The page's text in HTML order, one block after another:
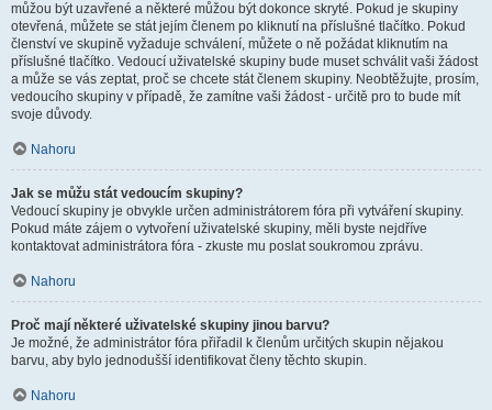
můžou být uzavřené a některé můžou být dokonce skryté. Pokud je skupiny
otevřená, můžete se stát jejím členem po kliknutí na příslušné tlačítko. Pokud
členství ve skupině vyžaduje schválení, můžete o ně požádat kliknutím na
příslušné tlačítko. Vedoucí uživatelské skupiny bude muset schválit vaši žádost
a může se vás zeptat, proč se chcete stát členem skupiny. Neobtěžujte, prosím,
vedoucího skupiny v případě, že zamítne vaši žádost - určitě pro to bude mít
svoje důvody.
Nahoru
Jak se můžu stát vedoucím skupiny?
Vedoucí skupiny je obvykle určen administrátorem fóra při vytváření skupiny.
Pokud máte zájem o vytvoření uživatelské skupiny, měli byste nejdříve
kontaktovat administrátora fóra - zkuste mu poslat soukromou zprávu.
Nahoru
Proč mají některé uživatelské skupiny jinou barvu?
Je možné, že administrátor fóra přiřadil k členům určitých skupin nějakou
barvu, aby bylo jednodušší identifikovat členy těchto skupin.
Nahoru